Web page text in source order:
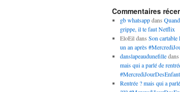
Commentaires
gb whatsappdans
grippe, il te faut Netflix
EloEildans Son cartable
un an après
danslapeaudunefilledans
mais qui a parlé de
Rentrée ? mais qui a